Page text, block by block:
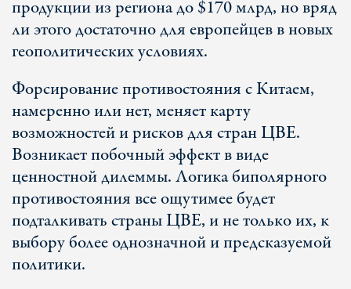
продукции из региона до $170 млрд, но вряд
ли этого достаточно для европейцев в новых
геополитических условиях.
Форсирование противостояния с Китаем,
намеренно или нет, меняет карту
возможностей и рисков для стран ЦВЕ.
Возникает побочный эффект в виде
ценностной дилеммы. Логика биполярного
противостояния все ощутимее будет
подталкивать страны ЦВЕ, и не только их, к
выбору более однозначной и предсказуемой
политики.